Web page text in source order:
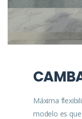
Máxima
modelo es